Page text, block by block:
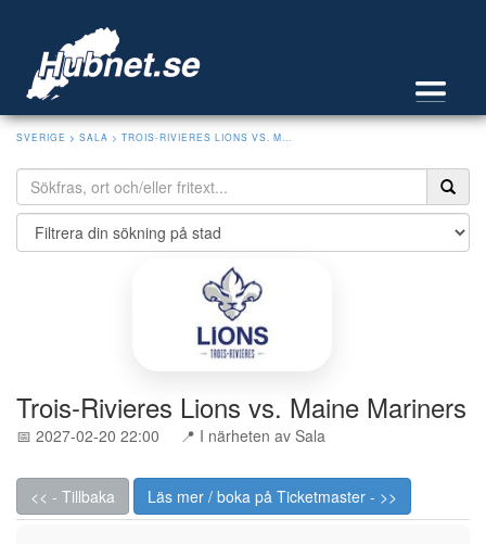
SVERIGE > SALA > TROIS-RIVIERES LIONS VS. M...
Trois-Rivieres Lions vs. Maine Mariners
📅 2027-02-20 22:00 📍 I närheten av Sala
<< - Tillbaka Läs mer / boka på Ticketmaster - >>